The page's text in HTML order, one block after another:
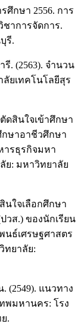
กษา 2556. การ
าการจัดการ.
รี.
. (2563). จำนวน
ยเทคโนโลยีสุร
ดสินใจเข้าศึกษา
ษาอาชีวศึกษา
ารธุรกิจมหา
: มหาวิทยาลัย
นใจเลือกศึกษา
วส.) ของนักเรียน
ธ์เศรษฐศาสตร
ทยาลัย:
แนวทาง
พมหานคร: โรง
.